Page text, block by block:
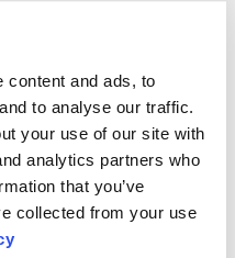
content and ads, to
to analyse our traffic.
your use of our site with
analytics partners who
that you’ve
collected from your use
ペプチド、食品・飲料、
剤など
位測定装置